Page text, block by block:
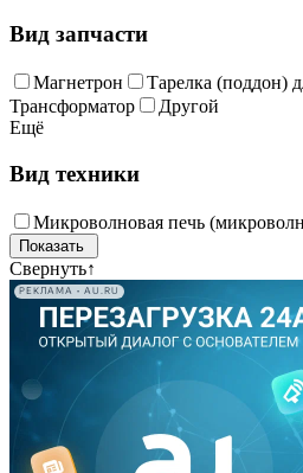
Вид запчасти
Магнетрон
Тарелка (поддон)
Трансформатор
Другой
Ещё
Вид техники
Микроволновая печь
Свернуть↑
РЕКЛАМА • AU.RU